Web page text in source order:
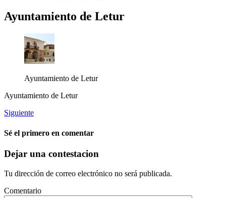
Ayuntamiento de Letur
Ayuntamiento de Letur
Ayuntamiento de Letur
Siguiente
Sé el primero en comentar
Dejar una contestacion
Tu dirección de correo electrónico no será publicada.
Comentario